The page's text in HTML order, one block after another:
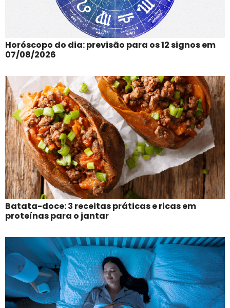
Horóscopo do dia: previsão para os 12 signos em
07/08/2026
Batata-doce: 3 receitas práticas e ricas em
proteínas para o jantar